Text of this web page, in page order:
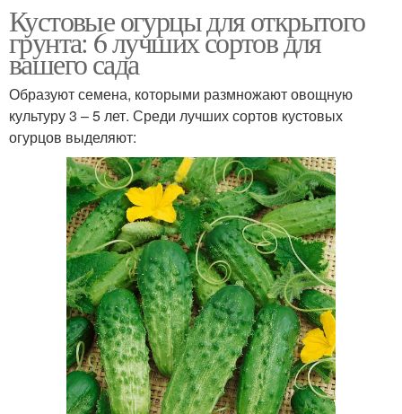
Кустовые огурцы для открытого
грунта: 6 лучших сортов для
вашего сада
Образуют семена, которыми размножают овощную
культуру 3 – 5 лет. Среди лучших сортов кустовых
огурцов выделяют: